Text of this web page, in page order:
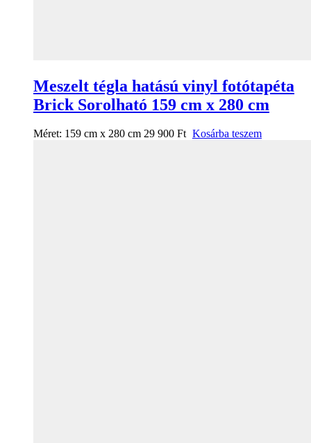
Meszelt tégla hatású vinyl fotótapéta
Brick Sorolható 159 cm x 280 cm
Méret: 159 cm x 280 cm 29 900 Ft Kosárba teszem